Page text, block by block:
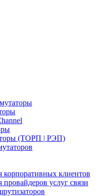
(ТОРП | РЭП)
клиентов
услуг связи